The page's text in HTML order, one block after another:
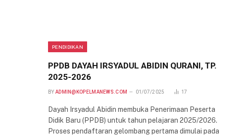
PENDIDIKAN
PPDB DAYAH IRSYADUL ABIDIN QURANI, TP.
2025-2026
BY ADMIN@KOPELMANEWS.COM 01/07/2025 17
Dayah Irsyadul Abidin membuka Penerimaan Peserta
Didik Baru (PPDB) untuk tahun pelajaran 2025/2026.
Proses pendaftaran gelombang pertama dimulai pada